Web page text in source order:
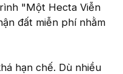
"Một Hecta Viễn
đất miễn phí nhằm
hạn chế. Dù nhiều